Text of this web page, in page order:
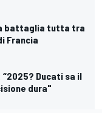
battaglia tutta tra
Francia
“2025? Ducati sa il
dura"